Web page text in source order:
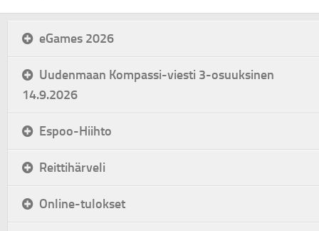
eGames 2026
Uudenmaan Kompassi-viesti 3-osuuksinen
14.9.2026
Espoo-Hiihto
Reittihärveli
Online-tulokset